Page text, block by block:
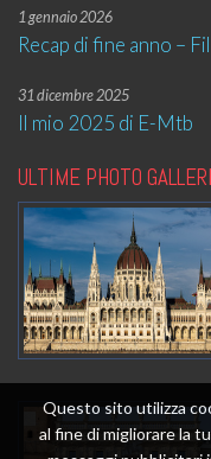
1 gennaio 2026
Recap di fine anno –
31 dicembre 2025
Il mio 2025 di E-Mtb
ULTIME PHOTO
Questo sito utilizza
al fine di migliorare la